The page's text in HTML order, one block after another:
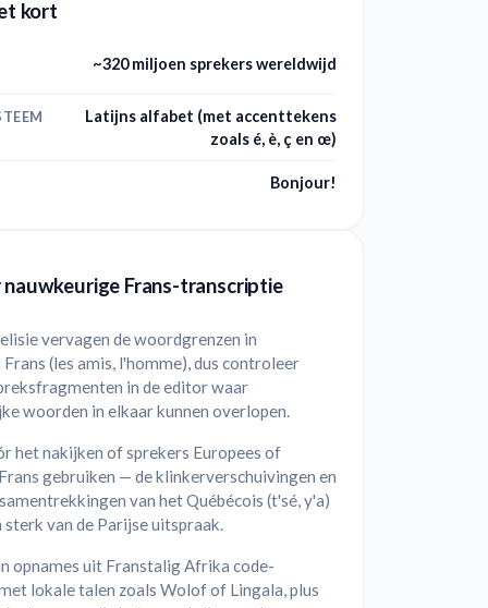
kort
~320 miljoen sprekers wereldwijd
Latijns alfabet (met accenttekens
zoals é, è, ç en œ)
Bonjour!
Frans-transcriptie
vervagen de woordgrenzen in
(les amis, l'homme), dus controleer
in de editor waar
woorden in elkaar kunnen overlopen.
het nakijken of sprekers Europees of
gebruiken — de klinkerverschuivingen en
van het Québécois (t'sé, y'a)
sterk van de Parijse uitspraak.
opnames uit Franstalig Afrika code-
lokale talen zoals Wolof of Lingala, plus